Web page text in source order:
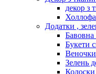
декор з
Додатки ,
Бавовна
Букети
Зелень
Колоски